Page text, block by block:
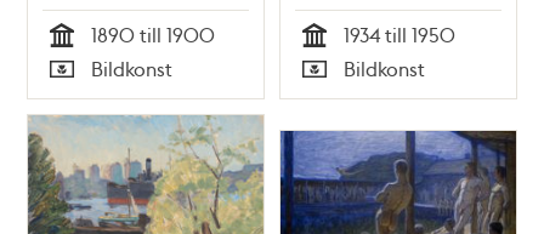
Tid
1890 till 1900
Typ
Bildkonst Tid
1934 till 1950
Typ
Bildkonst